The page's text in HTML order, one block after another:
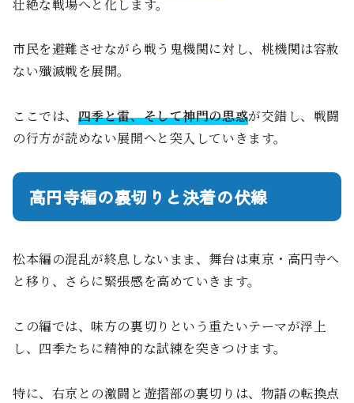
壮絶な戦場へと化します。
市民を避難させながら戦う鬼機関に対し、桃機関は容赦
ない殲滅戦を展開。
ここでは、 四季と雷、そして神門の思惑が交錯し、戦闘
の行方が読めない展開へと突入していきます。
高円寺編の裏切りと決着の伏線
松本編の混乱が終息しないまま、舞台は東京・高円寺へ
と移り、さらに緊張感を高めていきます。
この編では、味方の裏切りという重たいテーマが浮上
し、四季たちに精神的な試練を突きつけます。
特に、右京との激闘と遊摺部の裏切りは、物語の転換点